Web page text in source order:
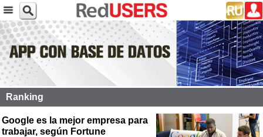
Ranking
Google es la mejor empresa para
trabajar, según Fortune